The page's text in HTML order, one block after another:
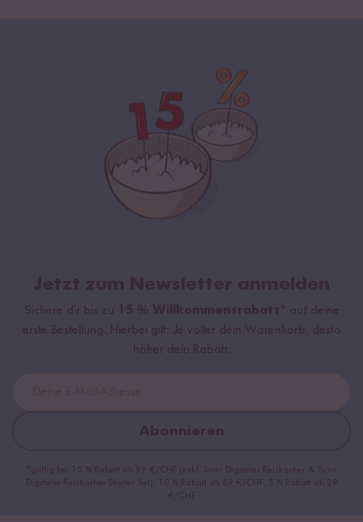
Jetzt zum Newsletter anmelden
Sichere dir bis zu 15 % Willkommensrabatt* auf deine
erste Bestellung. Hierbei gilt: Je voller dein Warenkorb, desto
höher dein Rabatt.
Abonnieren
*gültig bei 15 % Rabatt ab 99 €/CHF (exkl. Sumi Digitaler Reiskocher & Sumi
Digitaler Reiskocher Starter Set), 10 % Rabatt ab 69 €/CHF, 5 % Rabatt ab 29
€/CHF